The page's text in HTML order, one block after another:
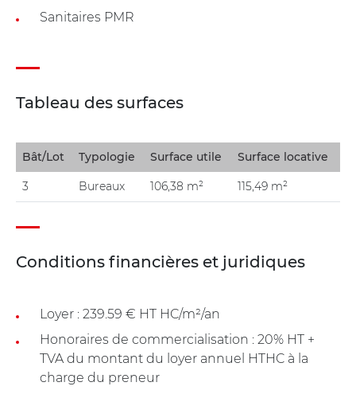
Sanitaires PMR
Tableau des surfaces
Bât/Lot Typologie Surface utile Surface locative
3 Bureaux 106,38 m² 115,49 m²
Conditions financières et juridiques
Loyer : 239.59 € HT HC/m²/an
Honoraires de commercialisation : 20% HT +
TVA du montant du loyer annuel HTHC à la
charge du preneur